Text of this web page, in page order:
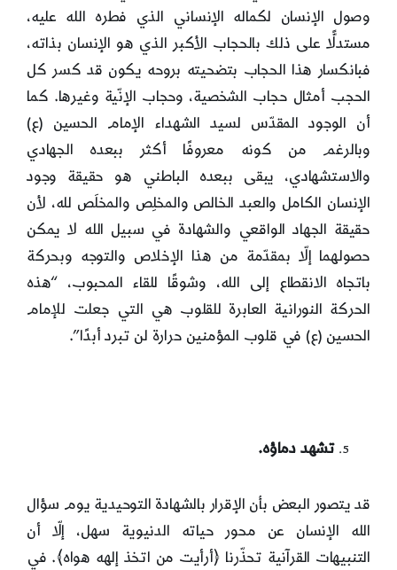
وصول الإنسان لكماله الإنساني الذي فطره الله عليه،
مستدلًّا على ذلك بالحجاب الأكبر الذي هو الإنسان بذاته،
فبانكسار هذا الحجاب بتضحيته بروحه يكون قد كسر كل
الحجب أمثال حجاب الشخصية، وحجاب الإنّية وغيرها. كما
أن الوجود المقدّس لسيد الشهداء الإمام الحسين (ع)
وبالرغم من كونه معروفًا أكثر ببعده الجهادي
والاستشهادي، يبقى ببعده الباطني هو حقيقة وجود
الإنسان الكامل والعبد الخالص والمخلِص والمخلَص لله، لأن
حقيقة الجهاد الواقعي والشهادة في سبيل الله لا يمكن
حصولهما إلّا بمقدّمة من هذا الإخلاص والتوجه وبحركة
باتجاه الانقطاع إلى الله، وشوقًا للقاء المحبوب، “هذه
الحركة النورانية العابرة للقلوب هي التي جعلت للإمام
الحسين (ع) في قلوب المؤمنين حرارة لن تبرد أبدًا”.
تشهد دماؤه.
قد يتصور البعض بأن الإقرار بالشهادة التوحيدية يوم سؤال
الله الإنسان عن محور حياته الدنيوية سهل، إلّا أن
التنبيهات القرآنية تحذّرنا ﴿أرأيت من اتخذ إلهه هواه﴾. في